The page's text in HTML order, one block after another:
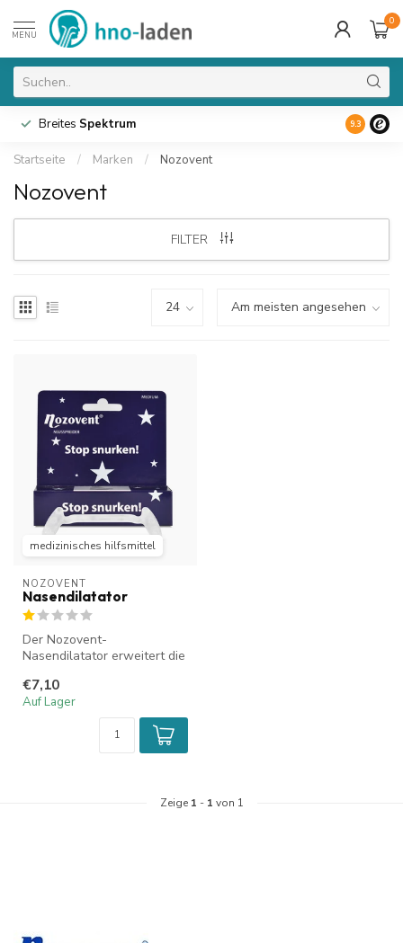
MENU
0
Breites Spektrum 9.3
Startseite / Marken / Nozovent
Nozovent
FILTER
medizinisches hilfsmittel
NOZOVENT
Nasendilatator
Der Nozovent-
Nasendilatator erweitert die
den Luftstro...
€7,10
Auf Lager
Zeige 1 - 1 von 1